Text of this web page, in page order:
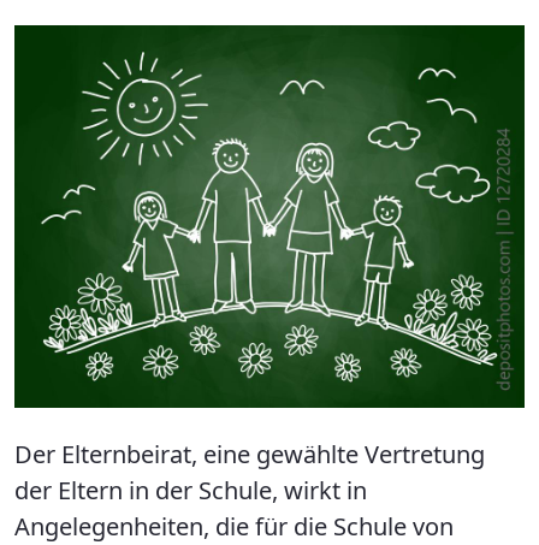
Der Elternbeirat, eine gewählte Vertretung
der Eltern in der Schule, wirkt in
Angelegenheiten, die für die Schule von